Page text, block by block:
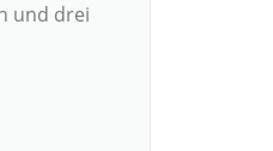
und drei